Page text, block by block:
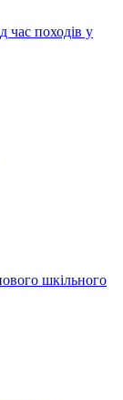
час походів у
шкільного